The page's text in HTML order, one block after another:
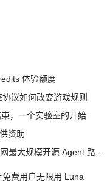
体验额度
议如何改变游戏规则
，一个实验室的开始
资助
费用户无限用 Luna